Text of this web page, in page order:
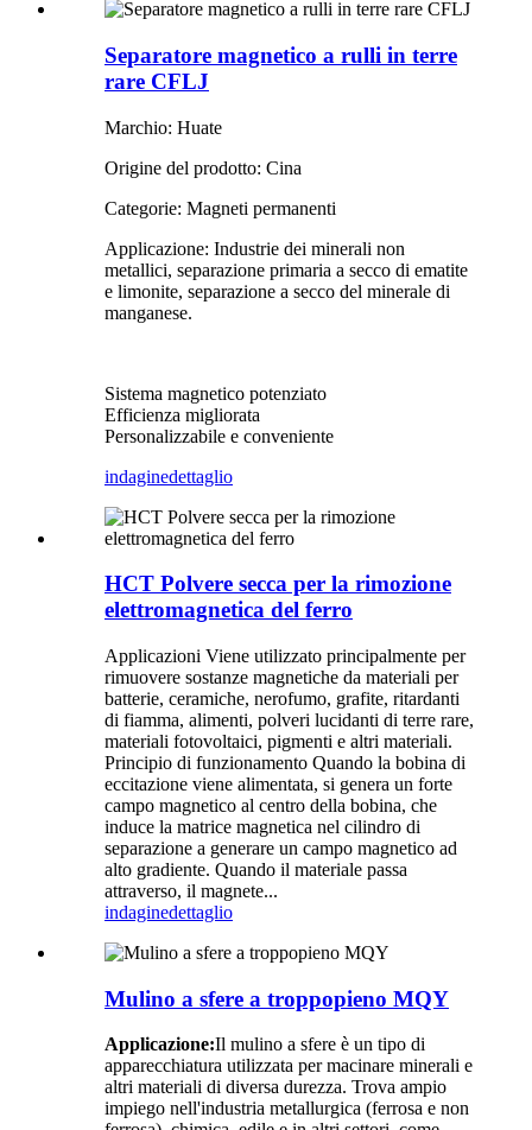
Separatore magnetico a rulli in terre
rare CFLJ
Marchio: Huate
Origine del prodotto: Cina
Categorie: Magneti permanenti
Applicazione: Industrie dei minerali non
metallici, separazione primaria a secco di ematite
e limonite, separazione a secco del minerale di
manganese.
Sistema magnetico potenziato
Efficienza migliorata
Personalizzabile e conveniente
indaginedettaglio
HCT Polvere secca per la rimozione
elettromagnetica del ferro
Applicazioni Viene utilizzato principalmente per
rimuovere sostanze magnetiche da materiali per
batterie, ceramiche, nerofumo, grafite, ritardanti
di fiamma, alimenti, polveri lucidanti di terre rare,
materiali fotovoltaici, pigmenti e altri materiali.
Principio di funzionamento Quando la bobina di
eccitazione viene alimentata, si genera un forte
campo magnetico al centro della bobina, che
induce la matrice magnetica nel cilindro di
separazione a generare un campo magnetico ad
alto gradiente. Quando il materiale passa
attraverso, il magnete...
indaginedettaglio
Mulino a sfere a troppopieno MQY
Applicazione:Il mulino a sfere è un tipo di
apparecchiatura utilizzata per macinare minerali e
altri materiali di diversa durezza. Trova ampio
impiego nell'industria metallurgica (ferrosa e non